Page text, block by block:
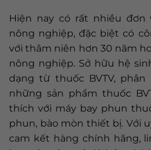
Hiện nay có rất nhiều
nông nghiệp, đặc biệt có
với thâm niên hơn 30 năm
nông nghiệp. Sở hữu hệ
dạng từ thuốc BVTV, phân
những sản phẩm thuốc
thích với máy bay phun
phun, bào mòn thiết bị. Với
cam kết hàng chính hãng,